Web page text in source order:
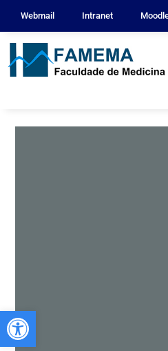
Abrir a barra de
Webmail Intranet